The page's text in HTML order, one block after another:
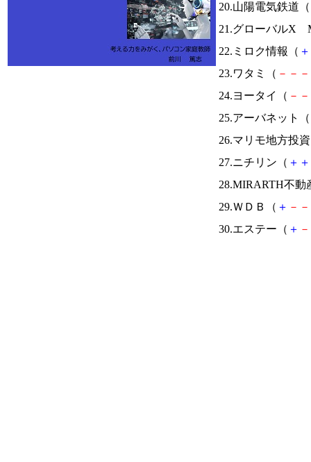
20.山陽電気鉄道（
21.グローバルX
22.ミロク情報（ ＋
23.ワタミ（ － － －
24.ヨータイ（ － －
25.アーバネット（
26.マリモ地方投
27.ニチリン（ ＋ ＋
28.MIRARTH不動
29.ＷＤＢ（ ＋ － －
30.エステー（ ＋ －